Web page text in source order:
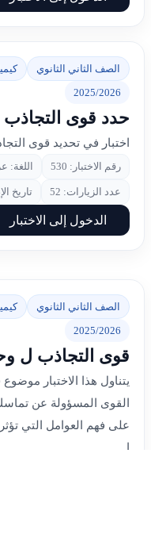
الصف الثاني الثانوي
2025/2026
حدد قوى
اختبار في تحديد قوى
رقم الاختبار: 530 اللغة:
عدد الزيارات: 52 تاريخ
الدخول إلى الاختبار
الصف الثاني الثانوي
2025/2026
قوى التجاذب ل
يتناول هذا الاختبار
القوى المسؤولة عن تماسك
على فهم العوامل التي
ا...